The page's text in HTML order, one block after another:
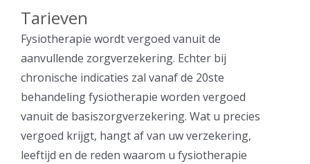
Tarieven
Fysiotherapie wordt vergoed vanuit de
aanvullende zorgverzekering. Echter bij
chronische indicaties zal vanaf de 20ste
behandeling fysiotherapie worden vergoed
vanuit de basiszorgverzekering. Wat u precies
vergoed krijgt, hangt af van uw verzekering,
leeftijd en de reden waarom u fysiotherapie